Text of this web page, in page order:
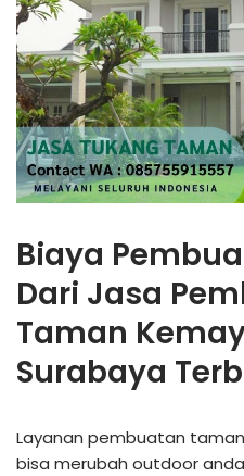
Biaya
Dari Jasa
Taman
Surabaya
Layanan pembuatan
bisa merubah outdoor